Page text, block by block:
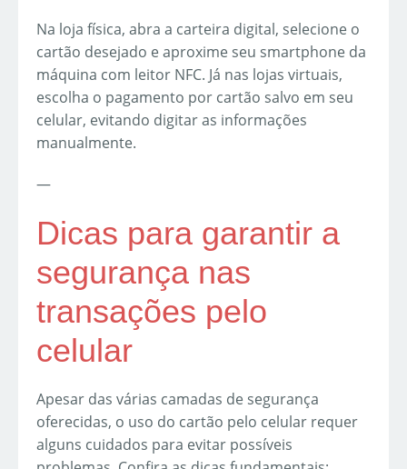
Na loja física, abra a carteira digital, selecione o
cartão desejado e aproxime seu smartphone da
máquina com leitor NFC. Já nas lojas virtuais,
escolha o pagamento por cartão salvo em seu
celular, evitando digitar as informações
manualmente.
—
Dicas para garantir a
segurança nas
transações pelo
celular
Apesar das várias camadas de segurança
oferecidas, o uso do cartão pelo celular requer
alguns cuidados para evitar possíveis